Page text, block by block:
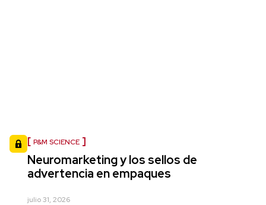
P&M SCIENCE
Neuromarketing y los sellos de
advertencia en empaques
julio 31, 2026